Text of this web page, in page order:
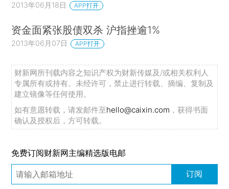
2013年06月18日 APP打开
资金面紧张股债双杀 沪指挫逾1%
2013年06月07日 APP打开
财新网所刊载内容之知识产权为财新传媒及/或相关权利人
专属所有或持有。未经许可，禁止进行转载、摘编、复制及
建立镜像等任何使用。
如有意愿转载，请发邮件至hello@caixin.com ，获得书面
确认及授权后，方可转载。
免费订阅财新网主编精选版电邮
订阅